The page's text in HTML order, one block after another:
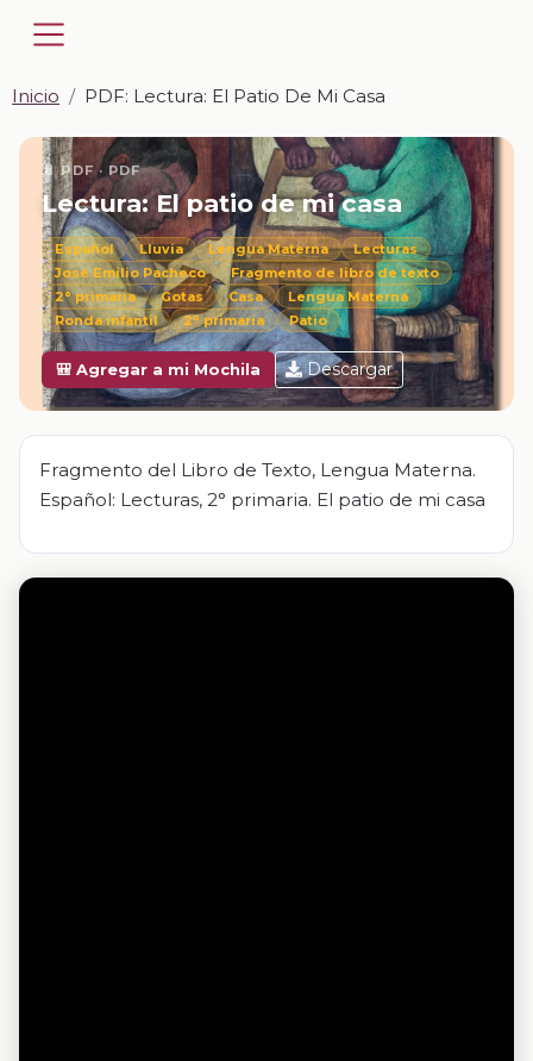
Inicio PDF: Lectura: El Patio De Mi Casa
📎 PDF · PDF
Lectura: El patio de mi casa
Español Lluvia Lengua Materna
Lecturas
José Emilio Pacheco
Fragmento de libro de texto
2° primaria
Gotas Casa
Lengua Materna
Ronda infantil
2° primaria Patio
🎒 Agregar a mi Mochila Descargar
Fragmento del Libro de Texto, Lengua Materna.
Español: Lecturas, 2° primaria. El patio de mi casa